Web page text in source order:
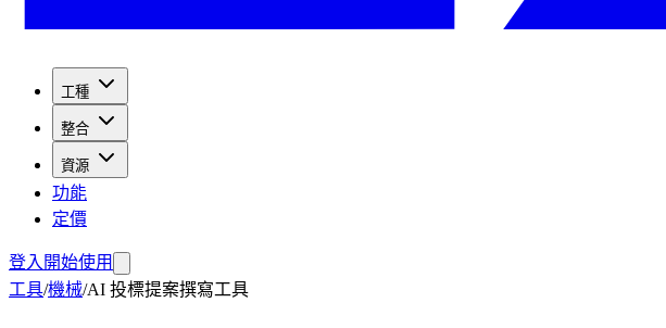
工種
整合
資源
功能
定價
登入 開始使用
工具/機械/AI 投標提案撰寫工具